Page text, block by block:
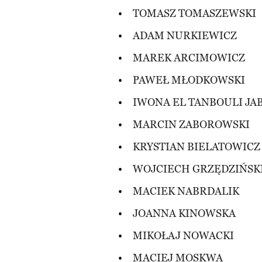
TOMASZ TOMASZEWSKI
ADAM NURKIEWICZ
MAREK ARCIMOWICZ
PAWEŁ MŁODKOWSKI
IWONA EL TANBOULI
MARCIN ZABOROWSKI
KRYSTIAN BIELATOWICZ
WOJCIECH
MACIEK NABRDALIK
JOANNA KINOWSKA
MIKOŁAJ NOWACKI
MACIEJ MOSKWA